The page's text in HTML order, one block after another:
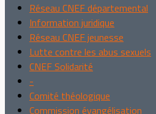
Réseau CNEF départemental
Information juridique
Réseau CNEF jeunesse
Lutte contre les abus sexuels
CNEF Solidarité
-
Comité théologique
Commission évangélisation